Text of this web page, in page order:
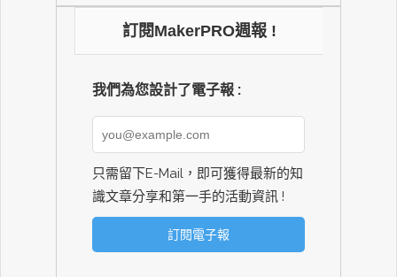
訂閱MakerPRO週報 !
我們為您設計了電子報 :
只需留下E-Mail，即可獲得最新的知
識文章分享和第一手的活動資訊 !